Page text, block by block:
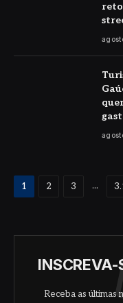
1 2 3 ...
INSCREVA-
Receba as últimas